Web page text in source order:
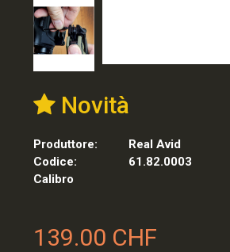
Novità
Produttore:
Real Avid
Codice:
61.82.0003
Calibro
139.00 CHF